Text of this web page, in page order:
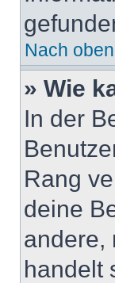
Nach oben
» Wie
In der
Rang
deine
andere,
handelt